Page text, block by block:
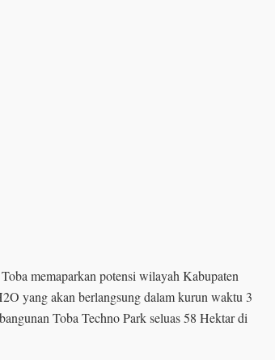
memaparkan potensi wilayah Kabupaten
yang akan berlangsung dalam kurun waktu 3
Toba Techno Park seluas 58 Hektar di